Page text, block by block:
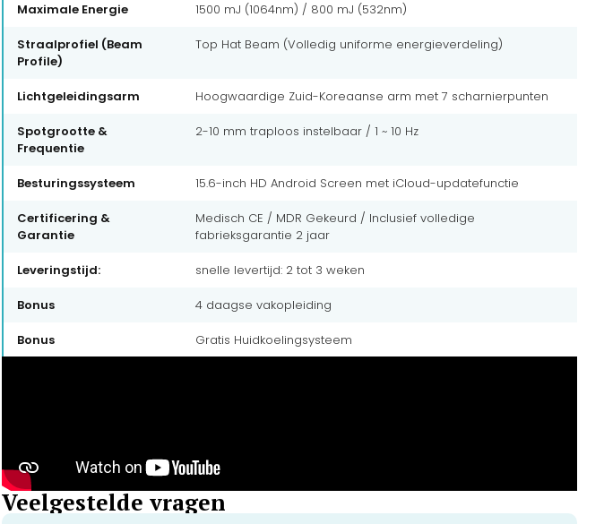
Maximale Energie 1500 mJ (1064nm) / 800 mJ (532nm)
Straalprofiel (Beam
Profile)
Top Hat Beam (Volledig uniforme energieverdeling)
Lichtgeleidingsarm Hoogwaardige Zuid-Koreaanse arm met 7 scharnierpunten
Spotgrootte &
Frequentie
2-10 mm traploos instelbaar / 1 ~ 10 Hz
Besturingssysteem 15.6-inch HD Android Screen met iCloud-updatefunctie
Certificering &
Garantie
Medisch CE / MDR Gekeurd / Inclusief volledige
fabrieksgarantie 2 jaar
Leveringstijd: snelle levertijd: 2 tot 3 weken
Bonus 4 daagse vakopleiding
Bonus Gratis Huidkoelingsysteem
Veelgestelde vragen